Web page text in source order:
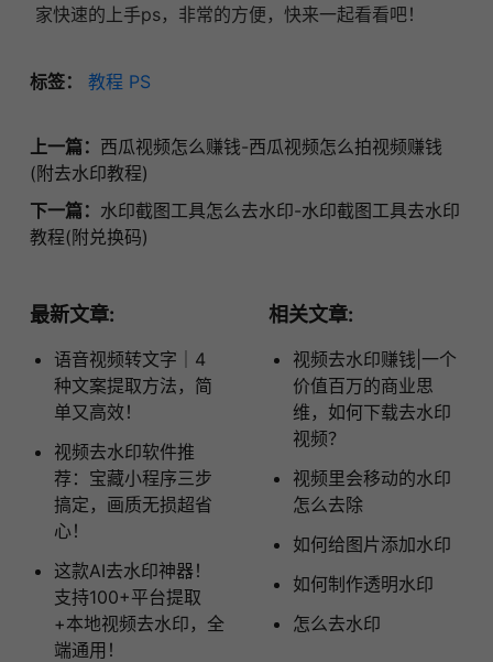
家快速的上手ps，非常的方便，快来一起看看吧！
标签： 教程 PS
上一篇： 西瓜视频怎么赚钱-西瓜视频怎么拍视频赚钱
(附去水印教程)
下一篇： 水印截图工具怎么去水印-水印截图工具去水印
教程(附兑换码)
最新文章:
语音视频转文字｜4
种文案提取方法，简
单又高效！
视频去水印软件推
荐：宝藏小程序三步
搞定，画质无损超省
心！
这款AI去水印神器！
支持100+平台提取
+本地视频去水印，全
端通用！
相关文章:
视频去水印赚钱|一个
价值百万的商业思
维，如何下载去水印
视频？
视频里会移动的水印
怎么去除
如何给图片添加水印
如何制作透明水印
怎么去水印